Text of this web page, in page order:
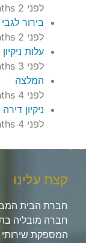
לפני 2 years, 6 months
בירור
לפני 2 years, 8 months
עלות
לפני 3 years, 10 months
המלצה
לפני 4 years, 8 months
ניקיון
לפני 4 years, 8 months
קצת עלינו
חברת הבית
חברה מובליה
המספקת שירותי